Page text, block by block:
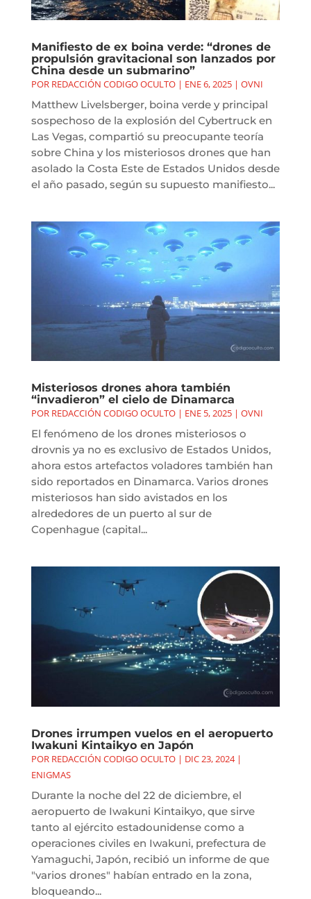
Manifiesto de ex boina verde: “drones de
propulsión gravitacional son lanzados por
China desde un submarino”
POR REDACCIÓN CODIGO OCULTO| ENE 6, 2025| OVNI
Matthew Livelsberger, boina verde y principal
sospechoso de la explosión del Cybertruck en
Las Vegas, compartió su preocupante teoría
sobre China y los misteriosos drones que han
asolado la Costa Este de Estados Unidos desde
el año pasado, según su supuesto manifiesto...
Misteriosos drones ahora también
“invadieron” el cielo de Dinamarca
POR REDACCIÓN CODIGO OCULTO| ENE 5, 2025| OVNI
El fenómeno de los drones misteriosos o
drovnis ya no es exclusivo de Estados Unidos,
ahora estos artefactos voladores también han
sido reportados en Dinamarca. Varios drones
misteriosos han sido avistados en los
alrededores de un puerto al sur de
Copenhague (capital...
Drones irrumpen vuelos en el aeropuerto
Iwakuni Kintaikyo en Japón
POR REDACCIÓN CODIGO OCULTO| DIC 23, 2024|
ENIGMAS
Durante la noche del 22 de diciembre, el
aeropuerto de Iwakuni Kintaikyo, que sirve
tanto al ejército estadounidense como a
operaciones civiles en Iwakuni, prefectura de
Yamaguchi, Japón, recibió un informe de que
"varios drones" habían entrado en la zona,
bloqueando...